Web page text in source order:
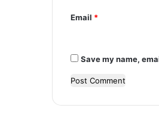
Email *
Save my name,